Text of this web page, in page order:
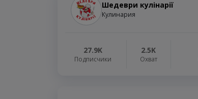
Шедеври кулінарії
Кулинария
27.9K
Подписчики
2.5K
Охват